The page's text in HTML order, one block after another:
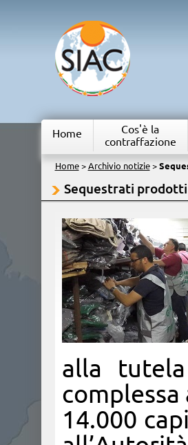
Home
Cos'è la
contraffazione
Home> Archivio notizie>
Sequestrati
alla
14.000